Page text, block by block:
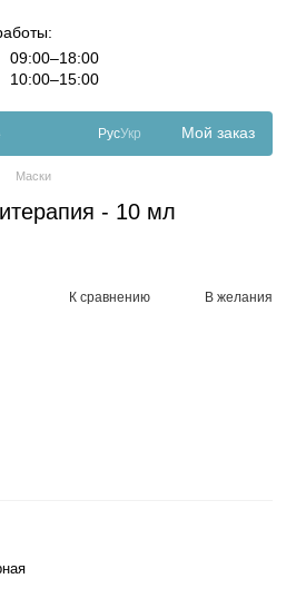
09:00–18:00
10:00–15:00
РусУкр Мой заказ
Маски
- 10 мл
К сравнению В желания